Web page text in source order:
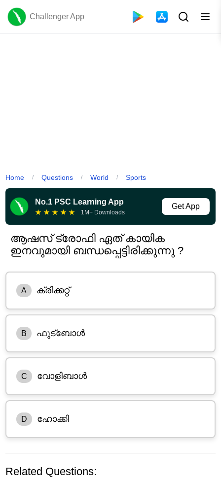
Challenger App
Home / Questions / World / Sports
No.1 PSC Learning App
★ ★ ★ ★ ★ 1M+ Downloads
Get App
ആഷസ് ട്രോഫി ഏത് കായിക
ഇനവുമായി ബന്ധപ്പെട്ടിരിക്കുന്നു ?
A ക്രിക്കറ്റ്
B ഫുട്ബോൾ
C വോളിബാൾ
D ഹോക്കി
Related Questions: